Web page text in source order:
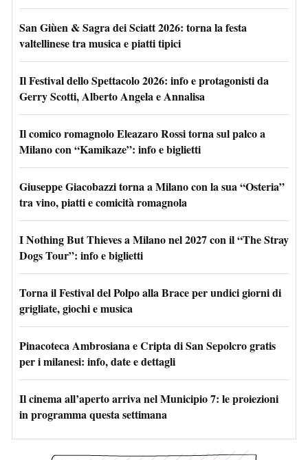
San Giùen & Sagra dei Sciatt 2026: torna la festa
valtellinese tra musica e piatti tipici
Il Festival dello Spettacolo 2026: info e protagonisti da
Gerry Scotti, Alberto Angela e Annalisa
Il comico romagnolo Eleazaro Rossi torna sul palco a
Milano con “Kamikaze”: info e biglietti
Giuseppe Giacobazzi torna a Milano con la sua “Osteria”
tra vino, piatti e comicità romagnola
I Nothing But Thieves a Milano nel 2027 con il “The Stray
Dogs Tour”: info e biglietti
Torna il Festival del Polpo alla Brace per undici giorni di
grigliate, giochi e musica
Pinacoteca Ambrosiana e Cripta di San Sepolcro gratis
per i milanesi: info, date e dettagli
Il cinema all’aperto arriva nel Municipio 7: le proiezioni
in programma questa settimana